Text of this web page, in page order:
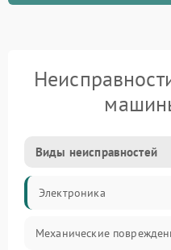
Виды неисправностей
Электроника
Механические